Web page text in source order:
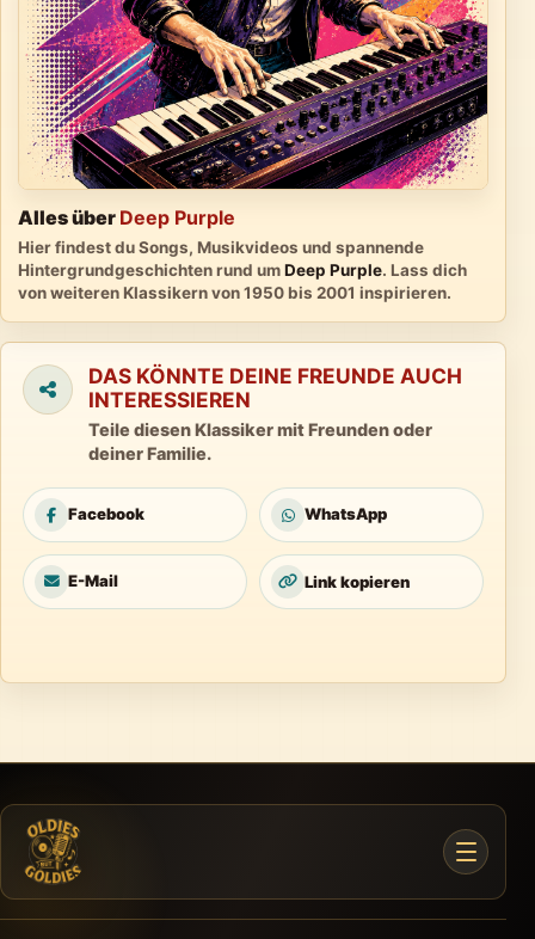
Alles über Deep Purple
Hier findest du Songs, Musikvideos und spannende
Hintergrundgeschichten rund umDeep Purple. Lass dich
von weiteren Klassikern von 1950 bis 2001 inspirieren.
DAS KÖNNTE DEINE FREUNDE AUCH
INTERESSIEREN
Teile diesen Klassiker mit Freunden oder
deiner Familie.
Facebook WhatsApp
E-Mail Link kopieren